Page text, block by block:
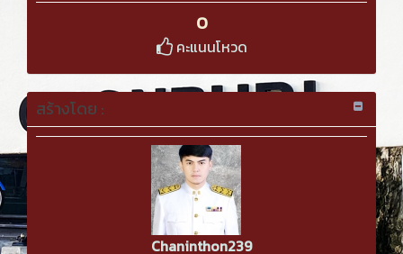
0
คะแนนโหวด
สร้างโดย :
Chaninthon239